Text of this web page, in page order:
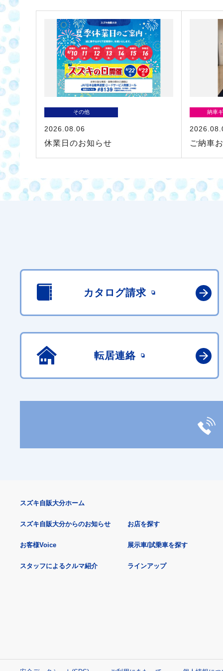
その他
2026.08.06
休業日のお知らせ
納車
ご納車
カタログ請求
転居連絡
スズキ自販大分ホーム
スズキ自販大分からのお知らせ
お客様Voice
スタッフによるクルマ紹介
お店を探す
展示車/試乗車を探す
ラインアップ